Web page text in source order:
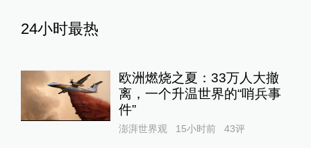
24小时最热
欧洲燃烧之夏：33万人大撤
离，一个升温世界的“哨兵事
件”
澎湃世界观 15小时前 43评